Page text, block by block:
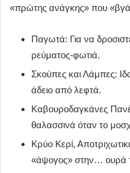
«πρώτης ανάγκης» που
Παγωτά: Για να
ρεύματος-φωτιά.
Σκούπες και Λάμπες:
άδειο από λεφτά.
Καβουροδαγκάνες Πανέ:
θαλασσινά όταν το
Κρύο Κερί,
«άψογος» στην… ουρά